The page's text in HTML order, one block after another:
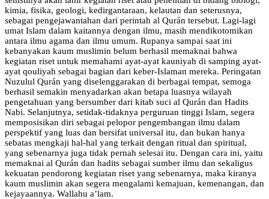
kimia, fisika, geologi, kedirgantaraan, kelautan dan seterusnya,
sebagai pengejawantahan dari perintah al Qurán tersebut. Lagi-lagi
umat Islam dalam kaitannya dengan ilmu, masih mendikotomikan
antara ilmu agama dan ilmu umum. Rupanya sampai saat ini
kebanyakan kaum muslimin belum berhasil memaknai bahwa
kegiatan riset untuk memahami ayat-ayat kauniyah di samping ayat-
ayat qouliyah sebagai bagian dari keber-Islaman mereka. Peringatan
Nuzulul Qurán yang diselenggarakan di berbagai tempat, semoga
berhasil semakin menyadarkan akan betapa luasnya wilayah
pengetahuan yang bersumber dari kitab suci al Qurán dan Hadits
Nabi. Selanjutnya, setidak-tidaknya perguruan tinggi Islam, segera
memposisikan diri sebagai pelopor pengembangan ilmu dalam
perspektif yang luas dan bersifat universal itu, dan bukan hanya
sebatas mengkaji hal-hal yang terkait dengan ritual dan spiritual,
yang sebenarnya juga tidak pernah selesai itu. Dengan cara ini, yaitu
memaknai al Qurán dan hadits sebagai sumber ilmu dan sekaligus
kekuatan pendorong kegiatan riset yang sebenarnya, maka kiranya
kaum muslimin akan segera mengalami kemajuan, kemenangan, dan
kejayaannya. Wallahu a’lam.